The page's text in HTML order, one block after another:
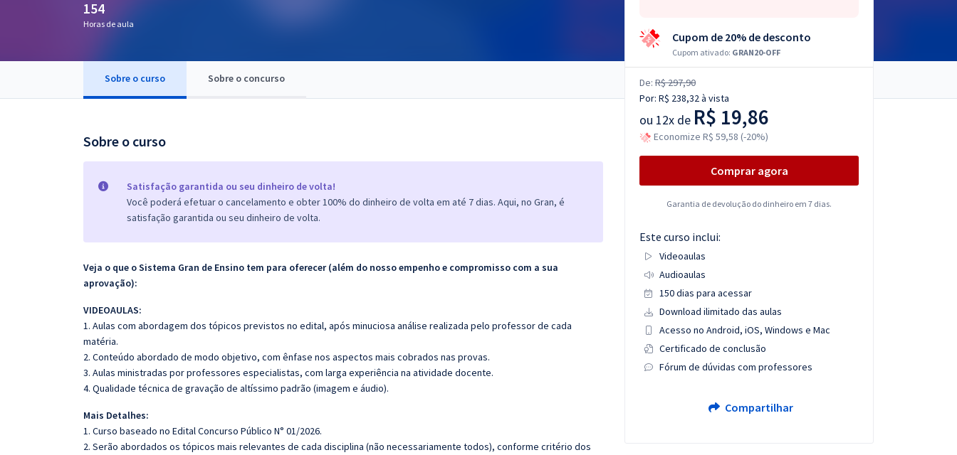
Questões grátis
154
Horas de aula
Sobre o curso Sobre o concurso
Sobre o curso
Satisfação garantida ou seu dinheiro de volta!
Você poderá efetuar o cancelamento e obter 100% do dinheiro de volta em até 7 dias. Aqui, no Gran, é
satisfação garantida ou seu dinheiro de volta.
Veja o que o Sistema Gran de Ensino tem para oferecer (além do nosso empenho e compromisso com a sua
aprovação):
VIDEOAULAS:
1. Aulas com abordagem dos tópicos previstos no edital, após minuciosa análise realizada pelo professor de cada
matéria.
2. Conteúdo abordado de modo objetivo, com ênfase nos aspectos mais cobrados nas provas.
3. Aulas ministradas por professores especialistas, com larga experiência na atividade docente.
4. Qualidade técnica de gravação de altíssimo padrão (imagem e áudio).
Mais Detalhes:
1. Curso baseado no Edital Concurso Público N° 01/2026.
2. Serão abordados os tópicos mais relevantes de cada disciplina (não necessariamente todos), conforme critério dos
Cupom de 20% de desconto
Cupom ativado: GRAN20-OFF
De: R$ 297,90
Por: R$ 238,32à vista
ou 12x de R$ 19,86
Economize R$ 59,58 (-20%)
Comprar agora
Garantia de devolução do dinheiro em 7 dias.
Este curso inclui:
Videoaulas
Audioaulas
150 dias para acessar
Download ilimitado das aulas
Acesso no Android, iOS, Windows e Mac
Certificado de conclusão
Fórum de dúvidas com professores
Compartilhar